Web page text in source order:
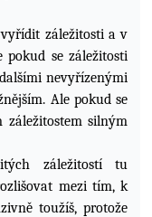
záležitosti a v
se záležitosti
nevyřízenými
Ale pokud se
záležitostem silným
záležitostí tu
mezi tím, k
toužíš, protože